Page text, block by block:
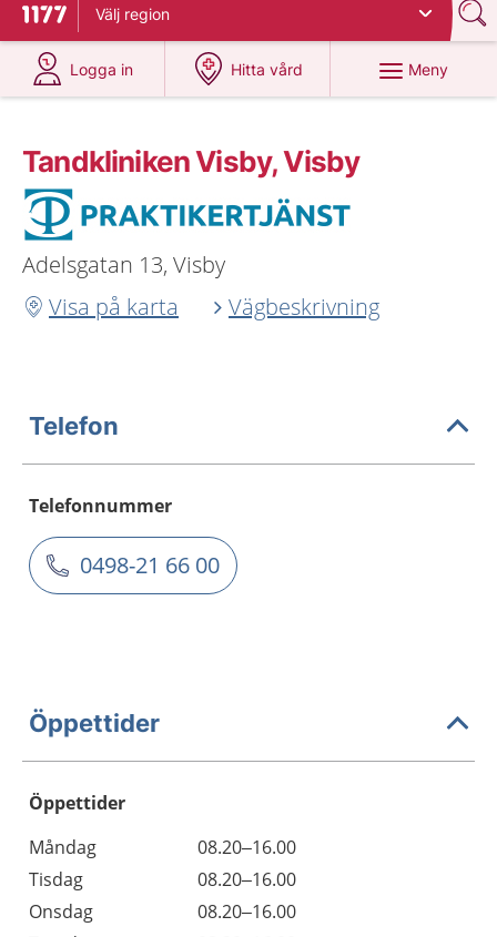
Till startsidan för 1177
Välj region
Logga in
på 1177.se
Hitta vård
på 1177.se
Meny
Tandkliniken Visby, Visby
Adelsgatan 13, Visby
Visa på karta
Vägbeskrivning
Telefon
Telefonnummer
0498-21 66 00
Öppettider
Öppettider
Dag
Öppettider
Kommentarer
Måndag
08.20–16.00
Tisdag
08.20–16.00
Onsdag
08.20–16.00